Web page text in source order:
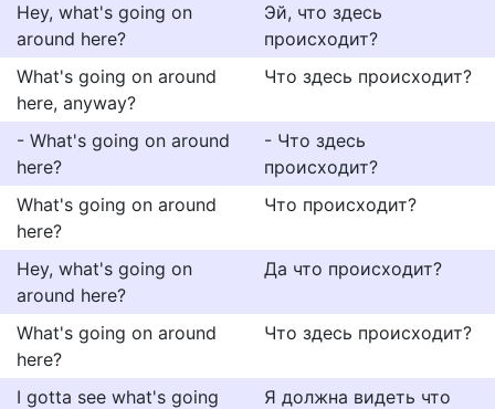
Hey, what's going on
around here?
Эй, что здесь
происходит?
What's going on around
here, anyway?
Что здесь происходит?
- What's going on around
here?
- Что здесь
происходит?
What's going on around
here?
Что происходит?
Hey, what's going on
around here?
Да что происходит?
What's going on around
here?
Что здесь происходит?
I gotta see what's going
Я должна видеть что